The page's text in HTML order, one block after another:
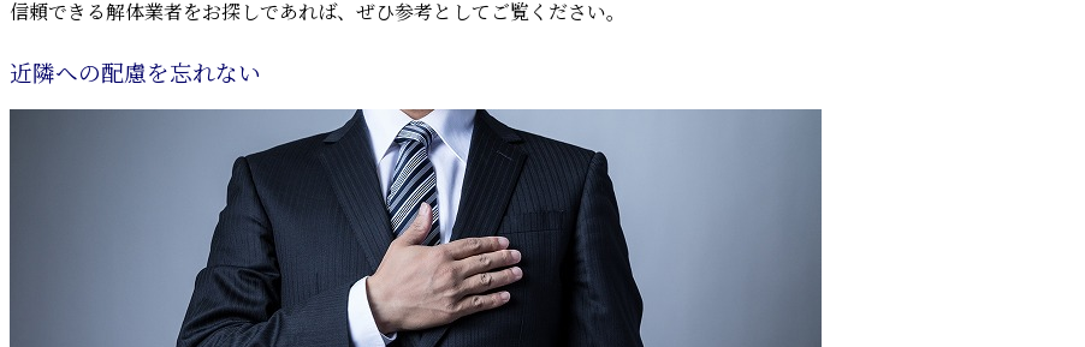
信頼できる解体業者をお探しであれば、ぜひ参考としてご覧ください。
近隣への配慮を忘れない